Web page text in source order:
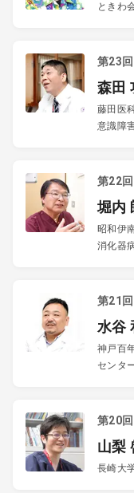
ときわ
第23回
森田
藤田医
意識障
第22回
堀内
昭和伊
消化器
第21回
水谷
神戸百
センタ
第20回
山梨
長崎大